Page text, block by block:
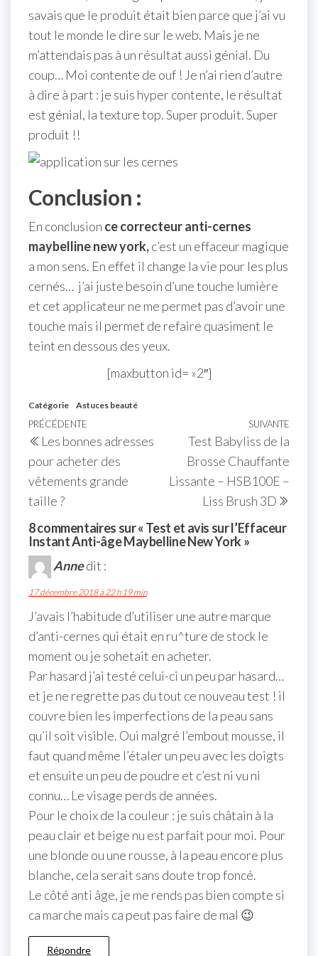
savais que le produit était bien parce que j’ai vu
tout le monde le dire sur le web. Mais je ne
m’attendais pas à un résultat aussi génial. Du
coup… Moi contente de ouf ! Je n’ai rien d’autre
à dire à part : je suis hyper contente, le résultat
est génial, la texture top. Super produit. Super
produit !!
Conclusion :
En conclusion ce correcteur anti-cernes
maybelline new york,c’est un effaceur magique
a mon sens. En effet il change la vie pour les plus
cernés… j’ai juste besoin d’une touche lumière
et cet applicateur ne me permet pas d’avoir une
touche mais il permet de refaire quasiment le
teint en dessous des yeux.
[maxbutton id= »2″]
Catégorie Astuces beauté
PRÉCÉDENTE
Les bonnes adresses
pour acheter des
vêtements grande
taille ?
SUIVANTE
Test Babyliss de la
Brosse Chauffante
Lissante – HSB100E –
Liss Brush 3D
8 commentaires sur « Test et avis sur l’Effaceur
Instant Anti-âge Maybelline New York »
Annedit :
17 décembre 2018 à 22 h 19 min
J’avais l’habitude d’utiliser une autre marque
d’anti-cernes qui était en ru^ture de stock le
moment ou je sohetait en acheter.
Par hasard j’ai testé celui-ci un peu par hasard…
et je ne regrette pas du tout ce nouveau test ! il
couvre bien les imperfections de la peau sans
qu’il soit visible. Oui malgré l’embout mousse, il
faut quand même l’étaler un peu avec les doigts
et ensuite un peu de poudre et c’est ni vu ni
connu… Le visage perds de années.
Pour le choix de la couleur : je suis châtain à la
peau clair et beige nu est parfait pour moi. Pour
une blonde ou une rousse, à la peau encore plus
blanche, cela serait sans doute trop foncé.
Le côté anti âge, je me rends pas bien compte si
ca marche mais ca peut pas faire de mal 😉
Répondre